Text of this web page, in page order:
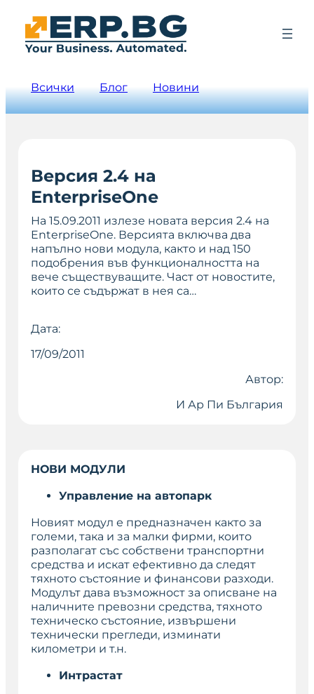
Всички Блог Новини
Версия 2.4 на
EnterpriseOne
На 15.09.2011 излезе новата версия 2.4 на
EnterpriseOne. Версията включва два
напълно нови модула, както и над 150
подобрения във функционалността на
вече съществуващите. Част от новостите,
които се съдържат в нея са…
Дата:
17/09/2011
Автор:
И Ар Пи България
НОВИ МОДУЛИ
Управление на автопарк
Новият модул е предназначен както за
големи, така и за малки фирми, които
разполагат със собствени транспортни
средства и искат ефективно да следят
тяхното състояние и финансови разходи.
Модулът дава възможност за описване на
наличните превозни средства, тяхното
техническо състояние, извършени
технически прегледи, изминати
километри и т.н.
Интрастат